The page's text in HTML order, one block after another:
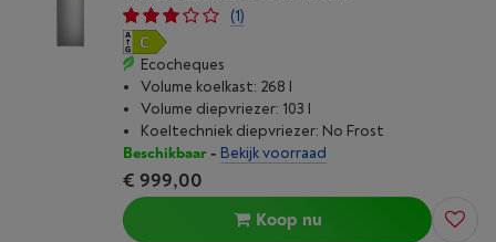
(1)
Ecocheques
Volume koelkast: 268 l
Volume diepvriezer: 103 l
Koeltechniek diepvriezer: No Frost
Beschikbaar- Bekijk voorraad
€ 999,00
Koop nu